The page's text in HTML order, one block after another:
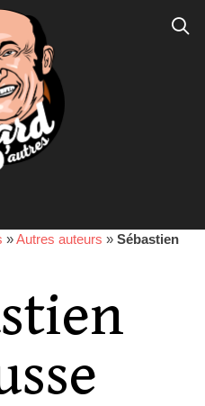
»Autres auteurs » Sébastien